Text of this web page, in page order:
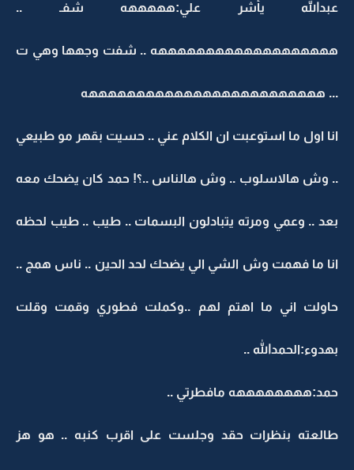
عبدالله يأشر علي:هههههه شفـ ..
هههههههههههههههههههه .. شفت وجهها وهي ت
... هههههههههههههههههههههههههه
انا اول ما استوعبت ان الكلام عني .. حسيت بقهر مو طبيعي
.. وش هالاسلوب .. وش هالناس ..؟! حمد كان يضحك معه
بعد .. وعمي ومرته يتبادلون البسمات .. طيب .. طيب لحظه
انا ما فهمت وش الشي الي يضحك لحد الحين .. ناس همج ..
حاولت اني ما اهتم لهم ..وكملت فطوري وقمت وقلت
بهدوء:الحمدالله ..
حمد:ههههههههه مافطرتي ..
طالعته بنظرات حقد وجلست على اقرب كنبه .. هو هز